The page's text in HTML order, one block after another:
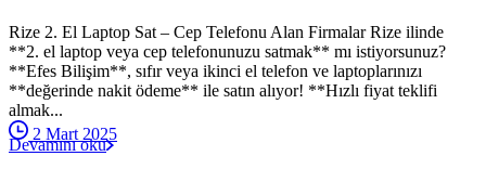
Rize 2. El Laptop Sat – Cep Telefonu Alan Firmalar Rize ilinde
**2. el laptop veya cep telefonunuzu satmak** mı istiyorsunuz?
**Efes Bilişim**, sıfır veya ikinci el telefon ve laptoplarınızı
**değerinde nakit ödeme** ile satın alıyor! **Hızlı fiyat teklifi
almak...
2 Mart 2025
Devamını oku